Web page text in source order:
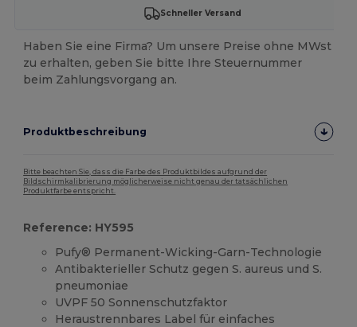
Schneller Versand
Haben Sie eine Firma? Um unsere Preise ohne MWst
zu erhalten, geben Sie bitte Ihre Steuernummer
beim Zahlungsvorgang an.
Produktbeschreibung
Bitte beachten Sie, dass die Farbe des Produktbildes aufgrund der
Bildschirmkalibrierung möglicherweise nicht genau der tatsächlichen
Produktfarbe entspricht.
Reference: HY595
Pufy® Permanent-Wicking-Garn-Technologie
Antibakterieller Schutz gegen S. aureus und S.
pneumoniae
UVPF 50 Sonnenschutzfaktor
Heraustrennbares Label für einfaches